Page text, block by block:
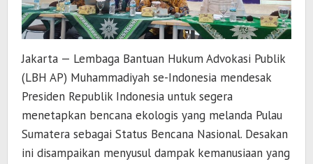
Jakarta — Lembaga Bantuan Hukum Advokasi Publik
(LBH AP) Muhammadiyah se-Indonesia mendesak
Presiden Republik Indonesia untuk segera
menetapkan bencana ekologis yang melanda Pulau
Sumatera sebagai Status Bencana Nasional. Desakan
ini disampaikan menyusul dampak kemanusiaan yang